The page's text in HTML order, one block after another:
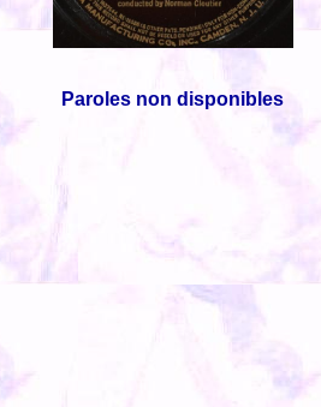
Paroles non disponibles